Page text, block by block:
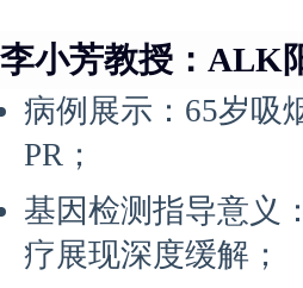
李小芳教授：ALK
病例展示：65岁吸
PR；
基因检测指导意义
疗展现深度缓解；